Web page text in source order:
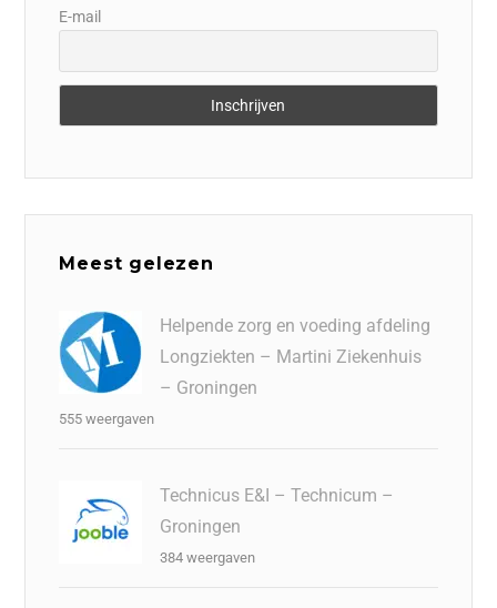
E-mail
Meest gelezen
Helpende zorg en voeding afdeling
Longziekten – Martini Ziekenhuis
– Groningen
555 weergaven
Technicus E&I – Technicum –
Groningen
384 weergaven